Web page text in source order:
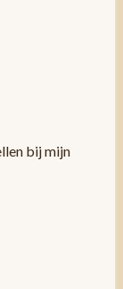
bij mijn